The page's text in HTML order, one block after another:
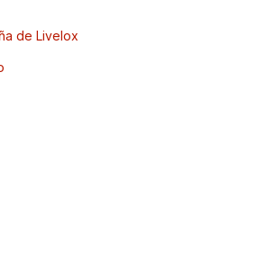
de Livelox